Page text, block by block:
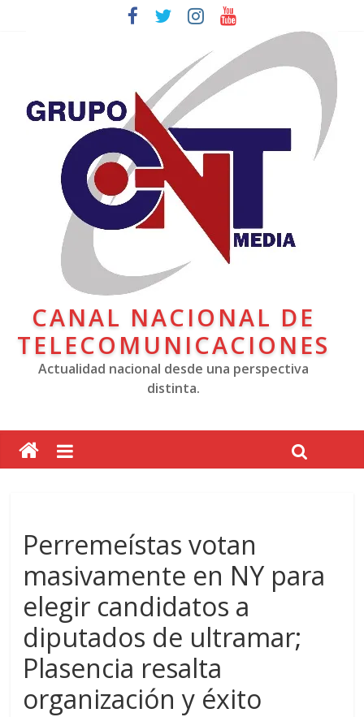
CANAL NACIONAL DE
TELECOMUNICACIONES
Actualidad nacional desde una perspectiva
distinta.
Perremeístas votan
masivamente en NY para
elegir candidatos a
diputados de ultramar;
Plasencia resalta
organización y éxito